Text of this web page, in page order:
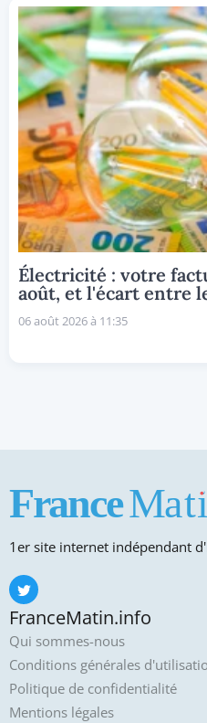
Électricité : votre
août, et l'écart entre
06 août 2026 à 11:35
1er site internet indépendant
FranceMatin.info
Qui sommes-nous
Conditions générales
Politique de confidentialité
Mentions légales